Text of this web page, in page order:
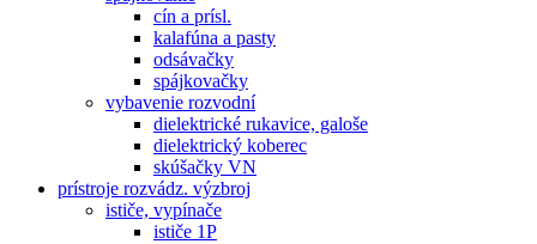
cín a prísl.
kalafúna a pasty
odsávačky
spájkovačky
vybavenie rozvodní
dielektrické rukavice, galoše
dielektrický koberec
skúšačky VN
prístroje rozvádz. výzbroj
ističe, vypínače
ističe 1P